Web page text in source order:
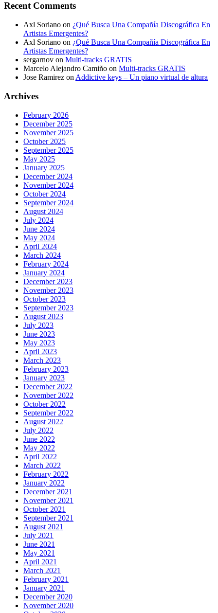
Recent Comments
Axl Soriano on ¿Qué Busca Una Compañía Discográfica En
Artistas Emergentes?
Axl Soriano on ¿Qué Busca Una Compañía Discográfica En
Artistas Emergentes?
sergarnov on Multi-tracks GRATIS
Marcelo Alejandro Camiño on Multi-tracks GRATIS
Jose Ramirez on Addictive keys – Un piano virtual de altura
Archives
February 2026
December 2025
November 2025
October 2025
September 2025
May 2025
January 2025
December 2024
November 2024
October 2024
September 2024
August 2024
July 2024
June 2024
May 2024
April 2024
March 2024
February 2024
January 2024
December 2023
November 2023
October 2023
September 2023
August 2023
July 2023
June 2023
May 2023
April 2023
March 2023
February 2023
January 2023
December 2022
November 2022
October 2022
September 2022
August 2022
July 2022
June 2022
May 2022
April 2022
March 2022
February 2022
January 2022
December 2021
November 2021
October 2021
September 2021
August 2021
July 2021
June 2021
May 2021
April 2021
March 2021
February 2021
January 2021
December 2020
November 2020